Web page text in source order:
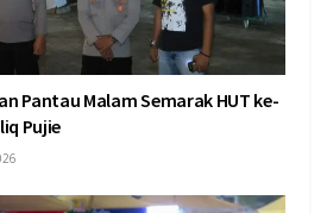
Pantau Malam Semarak HUT ke-
Pujie